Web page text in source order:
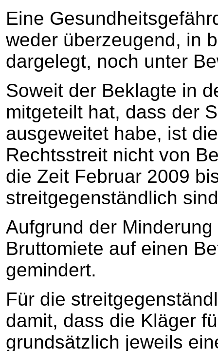
Eine
weder überzeugend, in
dargelegt, noch unter
Soweit der Beklagte in
mitgeteilt hat, dass der
ausgeweitet habe, ist
Rechtsstreit nicht von
die Zeit Februar 2009
streitgegenständlich
Aufgrund der
Bruttomiete auf einen
gemindert.
Für die
damit, dass die Kläger
grundsätzlich jeweils